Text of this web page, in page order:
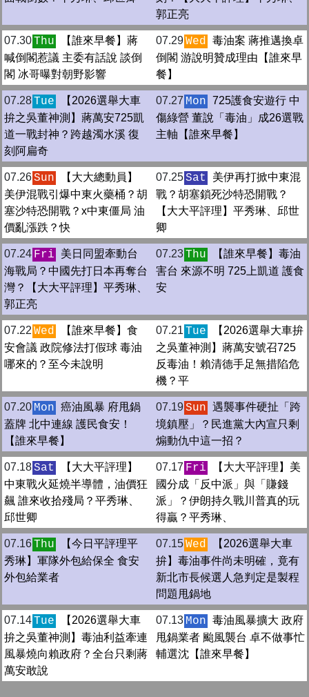
郭正亮
07.30Thu
【誰來早餐】蔣
喊倒閣惹議 主委有話說 談倒
閣 冰哥曝對朝野影響
07.29Wed 毒油案 蔣推邁換卓
倒閣 游說明贊成理由【誰來早
餐】
07.28Tue
【2026選舉大車
拚之吳董神測】蔣萬安725凱
道一戰封神？跨越濁水溪 復
刻阿扁奇
07.27 Mon 725護食安遊行 中
傷綠營 董說「毒油」成26選戰
主軸【誰來早餐】
07.26Sun
【大大總動員】
美伊混戰引爆中東火藥桶？胡
塞沙特恐開戰？x中東僵局 油
價亂漲跌？快
07.25Sat
美伊再打掀中東混
戰？胡塞鎖死沙特恐開戰？
【大大平評理】平秀琳、邱世
卿
07.24 Fri
美日同盟牽動台
海戰局？中國先打日本再奪台
灣？【大大平評理】平秀琳、
郭正亮
07.23Thu
【誰來早餐】毒油
害台 來源不明 725上凱道 護食
安
07.22 Wed
【誰來早餐】食
安會議 政院修法打假球 毒油
哪來的？至今未說明
07.21 Tue
【2026選舉大車拚
之吳董神測】蔣萬安號召725
反毒油！賴清德手足無措陷危
機？平
07.20 Mon 癌油風暴 府甩鍋
蓋牌 北中連線 護民食安！
【誰來早餐】
07.19Sun 遇襲事件硬扯「跨
境鎮壓」？民進黨大內宣只剩
煽動仇中這一招？
07.18Sat
【大大平評理】
中東戰火延燒半導體，油價狂
飆 誰來收拾殘局？平秀琳、
邱世卿
07.17 Fri
【大大平評理】美
國分成「反中派」與「賺錢
派」？伊朗持久戰川普真的玩
得贏？平秀琳、
07.16Thu
【今日平評理平
秀琳】軍隊外包給保全 食安
外包給業者
07.15Wed
【2026選舉大車
拚】毒油事件尚未明確，竟有
新北市長候選人急判定是製程
問題甩鍋地
07.14Tue
【2026選舉大車
拚之吳董神測】毒油利益牽連
風暴燒向賴政府？全台只剩蔣
萬安敢說
07.13 Mon 毒油風暴擴大 政府
甩鍋業者 颱風襲台 卓不做事忙
輔選沈【誰來早餐】